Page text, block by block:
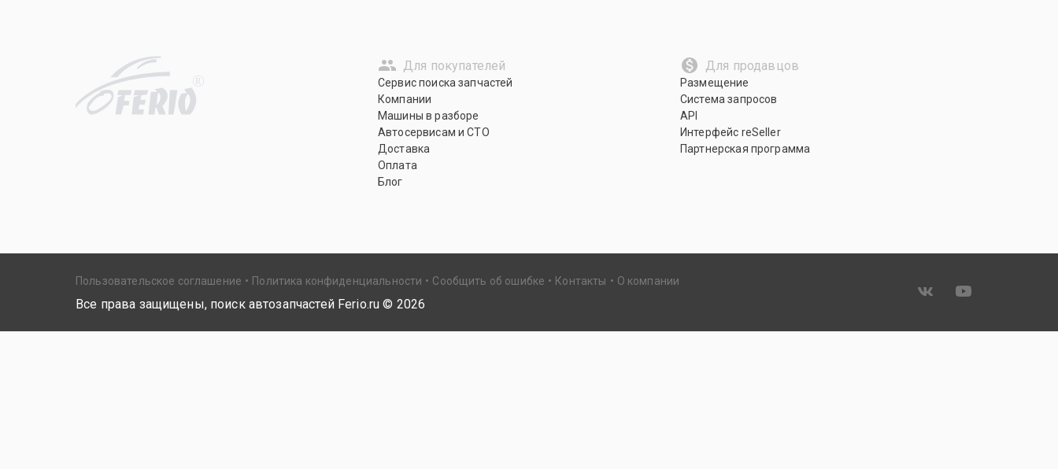
R
Для покупателей
Сервис поиска запчастей
Компании
Машины в разборе
Автосервисам и СТО
Доставка
Оплата
Блог
Для продавцов
Размещение
Система запросов
API
Интерфейс reSeller
Партнерская программа
Пользовательское соглашение Политика конфиденциальности Сообщить об ошибке Контакты О компании
Все права защищены, поиск автозапчастей Ferio.ru © 2026